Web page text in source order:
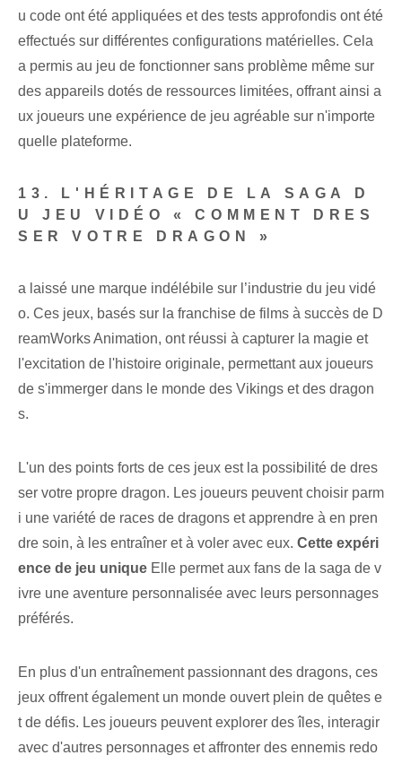
u code ont été appliquées et des tests approfondis ont été
effectués sur différentes configurations matérielles. Cela
a permis au jeu de fonctionner sans problème même sur
des appareils dotés de ressources limitées, offrant ainsi a
ux joueurs une expérience de jeu agréable sur n'importe
quelle plateforme.
13. L'HÉRITAGE DE LA SAGA D
U JEU VIDÉO « COMMENT DRES
SER VOTRE DRAGON »
a laissé une marque indélébile sur l’industrie du jeu vidé
o. Ces jeux, basés sur la franchise de films à succès de D
reamWorks Animation, ont réussi à capturer la magie et
l'excitation de l'histoire originale, permettant aux joueurs
de s'immerger dans le monde des Vikings et des dragon
s.
L'un des points forts de ces jeux est la possibilité de dres
ser votre propre dragon. Les joueurs peuvent choisir parm
i une variété de races de dragons et apprendre à en pren
dre soin, à les entraîner et à voler avec eux. Cette expéri
ence de jeu unique Elle permet aux fans de la saga de v
ivre une aventure personnalisée avec leurs personnages
préférés.
En plus d'un entraînement passionnant des dragons, ces
jeux offrent également un monde ouvert plein de quêtes e
t de défis. Les joueurs peuvent explorer des îles, interagir
avec d'autres personnages et affronter des ennemis redo